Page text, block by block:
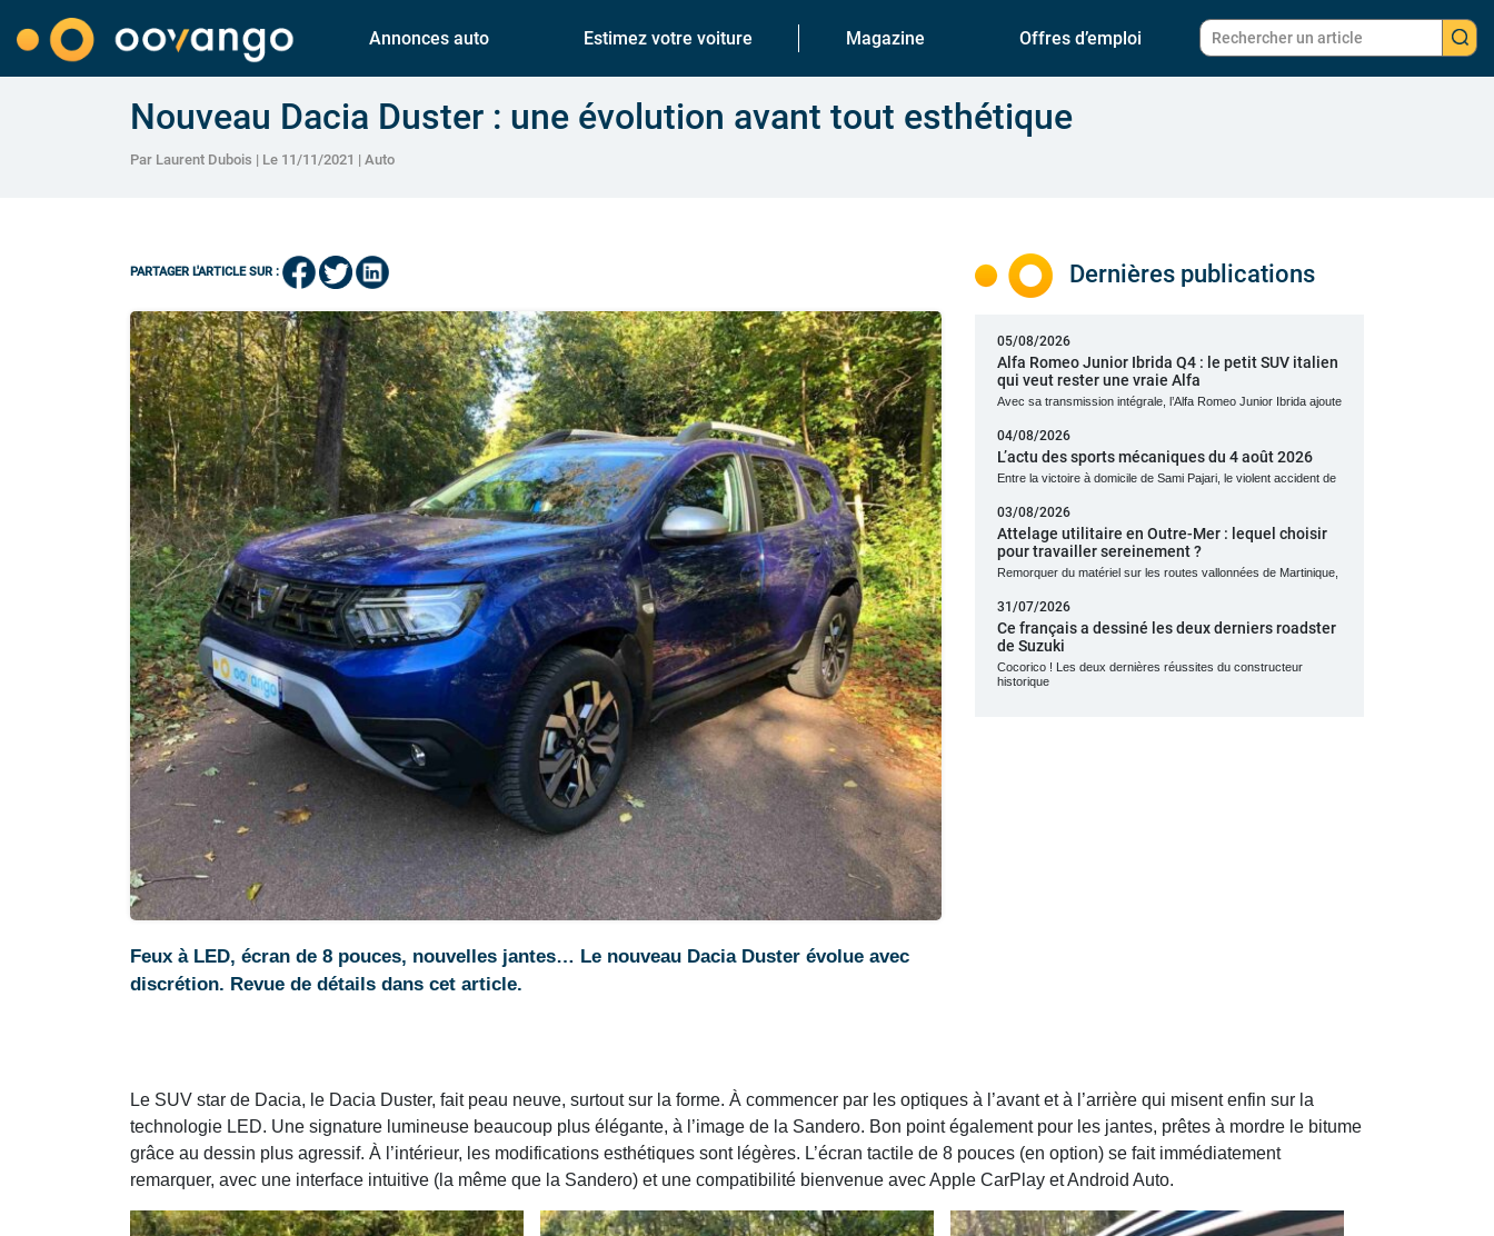
Annonces auto Estimez votre voiture Magazine Offres d’emploi
Nouveau Dacia Duster : une évolution avant tout esthétique
Par Laurent Dubois | Le 11/11/2021 | Auto
PARTAGER L'ARTICLE SUR :
Feux à LED, écran de 8 pouces, nouvelles jantes… Le nouveau Dacia Duster évolue avec
discrétion. Revue de détails dans cet article.
Dernières publications
05/08/2026
Alfa Romeo Junior Ibrida Q4 : le petit SUV italien
qui veut rester une vraie Alfa
Avec sa transmission intégrale, l’Alfa Romeo Junior Ibrida ajoute
04/08/2026
L’actu des sports mécaniques du 4 août 2026
Entre la victoire à domicile de Sami Pajari, le violent accident de
03/08/2026
Attelage utilitaire en Outre-Mer : lequel choisir
pour travailler sereinement ?
Remorquer du matériel sur les routes vallonnées de Martinique,
31/07/2026
Ce français a dessiné les deux derniers roadster
de Suzuki
Cocorico ! Les deux dernières réussites du constructeur
historique
Le SUV star de Dacia, le Dacia Duster, fait peau neuve, surtout sur la forme. À commencer par les optiques à l’avant et à l’arrière qui misent enfin sur la
technologie LED. Une signature lumineuse beaucoup plus élégante, à l’image de la Sandero. Bon point également pour les jantes, prêtes à mordre le bitume
grâce au dessin plus agressif. À l’intérieur, les modifications esthétiques sont légères. L’écran tactile de 8 pouces (en option) se fait immédiatement
remarquer, avec une interface intuitive (la même que la Sandero) et une compatibilité bienvenue avec Apple CarPlay et Android Auto.